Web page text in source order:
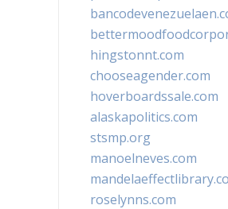
hingstonnt.com
chooseagender.com
hoverboardssale.com
alaskapolitics.com
stsmp.org
manoelneves.com
roselynns.com